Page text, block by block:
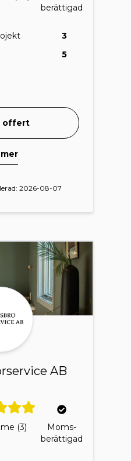
berättigad
3
5
offert
2026-08-07
AB
(3)
Moms-
berättigad